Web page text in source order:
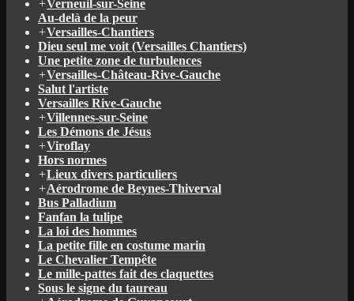
+Verneuil-sur-Seine
Au-delà de la peur
+Versailles-Chantiers
Dieu seul me voit (Versailles Chantiers)
Une petite zone de turbulences
+Versailles-Château-Rive-Gauche
Salut l'artiste
Versailles Rive-Gauche
+Villennes-sur-Seine
Les Démons de Jésus
+Viroflay
Hors normes
+Lieux divers particuliers
+Aérodrome de Beynes-Thiverval
Bus Palladium
Fanfan la tulipe
La loi des hommes
La petite fille en costume marin
Le Chevalier Tempête
Le mille-pattes fait des claquettes
Sous le signe du taureau